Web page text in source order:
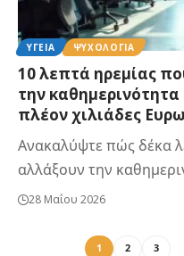
ΥΓΕΊΑ ΨΥΧΟΛΟΓΊΑ
10 λεπτά ηρεμίας
την καθημερινότητα
πλέον χιλιάδες
Ανακαλύψτε πώς δέκα
αλλάξουν την
28 Μαΐου 2026
1 2 3